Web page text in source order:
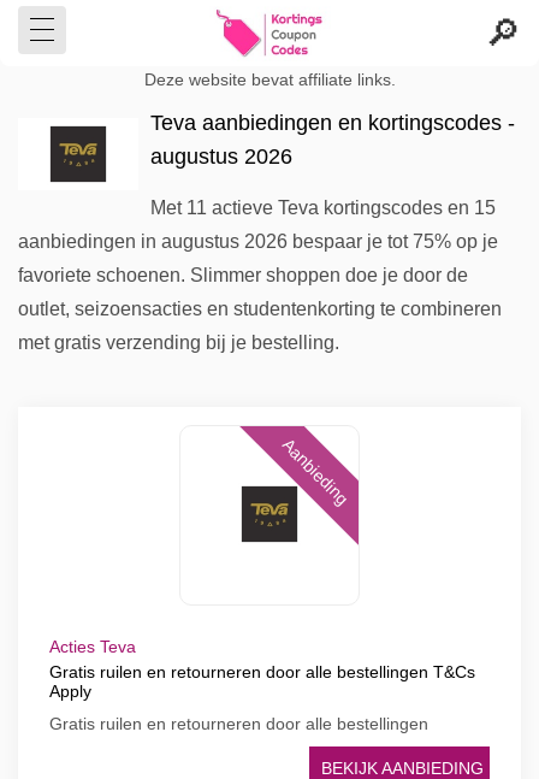
Deze website bevat affiliate links.
Teva aanbiedingen en kortingscodes -
augustus 2026
Met 11 actieve Teva kortingscodes en 15
aanbiedingen in augustus 2026 bespaar je tot 75% op je
favoriete schoenen. Slimmer shoppen doe je door de
outlet, seizoensacties en studentenkorting te combineren
met gratis verzending bij je bestelling.
Aanbieding
Acties Teva
Gratis ruilen en retourneren door alle bestellingen T&Cs
Apply
Gratis ruilen en retourneren door alle bestellingen
BEKIJK AANBIEDING